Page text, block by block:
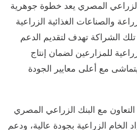
الزراعي المصري يعد خطوة جوهرية
والصناعات الغذائية الزراعية
الشراكة تهدف لتقديم الدعم
للمزارعين لضمان إنتاج
مع أعلى معايير الجودة
مع البنك الزراعي المصري
الخام الزراعية بجودة عالية، ودعم